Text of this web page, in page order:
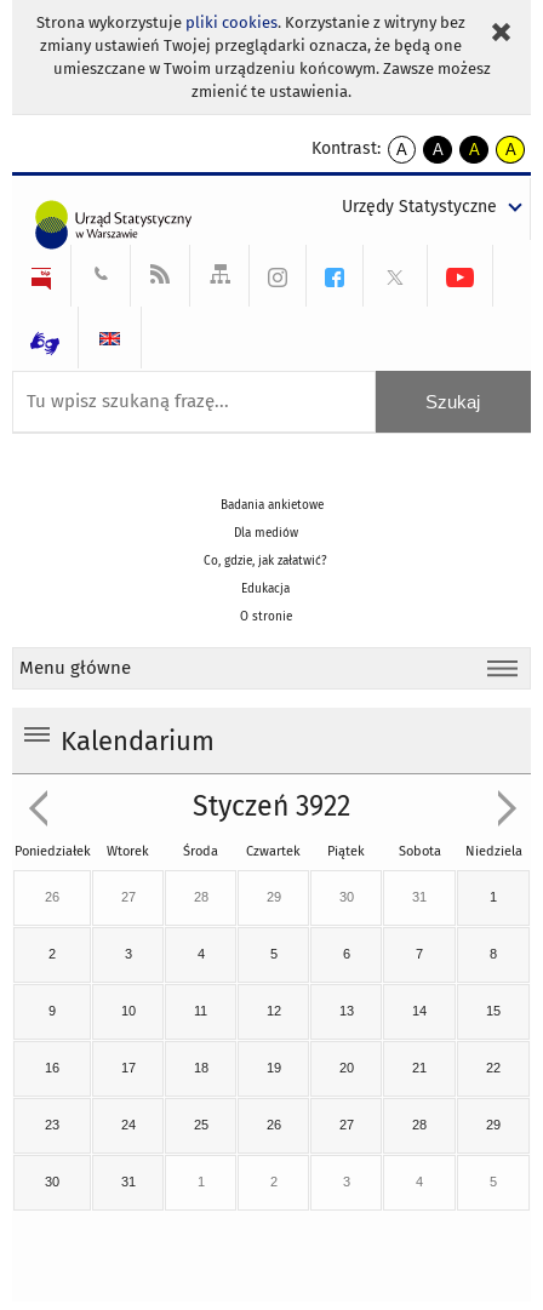
Strona wykorzystuje pliki cookies. Korzystanie z witryny bez
zmiany ustawień Twojej przeglądarki oznacza, że będą one
umieszczane w Twoim urządzeniu końcowym. Zawsze możesz
zmienić te ustawienia.
Kontrast:
A
kontrast
A
kontrast
tekst
czarnym
A
kontrast
tekst
czarnym
A
tekst
żółtym
Urzędy Statystyczne
Badania ankietowe
Dla mediów
Co, gdzie, jak załatwić?
Edukacja
O stronie
Menu główne
Kalendarium
Styczeń 3922
Poniedziałek Wtorek Środa Czwartek Piątek Sobota Niedziela
26 27 28 29 30 31 1
2 3 4 5 6 7 8
9 10 11 12 13 14 15
16 17 18 19 20 21 22
23 24 25 26 27 28 29
30 31 1 2 3 4 5